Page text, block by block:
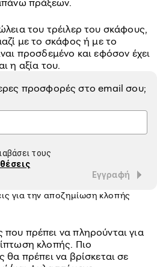
πράξεων.
του τρέιλερ του σκάφους,
με το σκάφος ή με το
προσδεμένο και εφόσον έχει
η αξία του.
προσφορές στοemail σου;
τους
Εγγραφή
για την αποζημίωση κλοπής
πρέπει να πληρούνται για
κλοπής. Πιο
θα πρέπει να βρίσκεται σε